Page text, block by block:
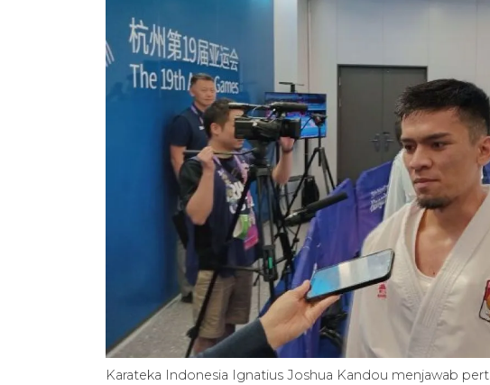
Karateka Indonesia Ignatius Joshua Kandou menjawab